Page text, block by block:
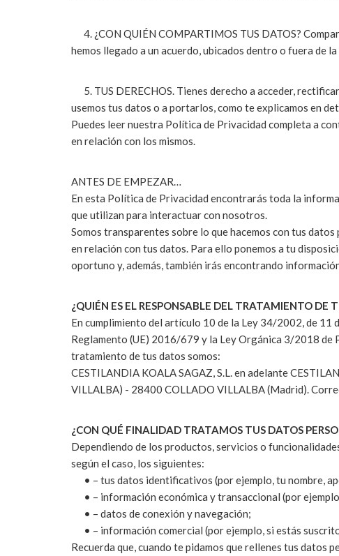
4. ¿CON QUIÉN COMPARTIMOS TUS DATOS?
hemos llegado a un acuerdo, ubicados dentro o fuera de la
5. TUS DERECHOS. Tienes derecho a acceder,
usemos tus datos o a portarlos, como te explicamos en
Puedes leer nuestra Política de Privacidad completa a
en relación con los mismos.
ANTES DE EMPEZAR…
En esta Política de Privacidad encontrarás toda la
que utilizan para interactuar con nosotros.
Somos transparentes sobre lo que hacemos con tus
en relación con tus datos. Para ello ponemos a tu
oportuno y, además, también irás encontrando
¿QUIÉN ES EL RESPONSABLE DEL TRATAMIENTO DE
En cumplimiento del artículo 10 de la Ley 34/2002, de 11
Reglamento (UE) 2016/679 y la Ley Orgánica 3/2018 de
tratamiento de tus datos somos:
CESTILANDIA KOALA SAGAZ, S.L. en adelante
VILLALBA) - 28400 COLLADO VILLALBA (Madrid).
¿CON QUÉ FINALIDAD TRATAMOS TUS DATOS
Dependiendo de los productos, servicios o
según el caso, los siguientes:
• – tus datos identificativos (por ejemplo, tu nombre,
• – información económica y transaccional (por
• – datos de conexión y navegación;
• – información comercial (por ejemplo, si estás
Recuerda que, cuando te pidamos que rellenes tus datos